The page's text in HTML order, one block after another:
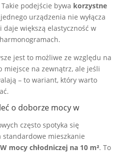
podejście bywa korzystne
urządzenia nie wyłącza
daje większą elastyczność w
jest to możliwe ze względu na
miejsce na zewnątrz, ale jeśli
– to wariant, który warto
o doborze mocy w
często spotyka się
standardowe mieszkanie
mocy chłodniczej na 10 m². To